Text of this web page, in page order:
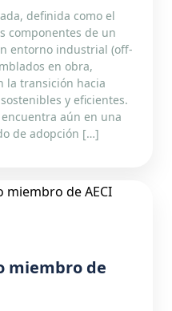
definida como el
componentes de un
entorno industrial (off-
en obra,
la transición hacia
y eficientes.
aún en una
de adopción […]
miembro de